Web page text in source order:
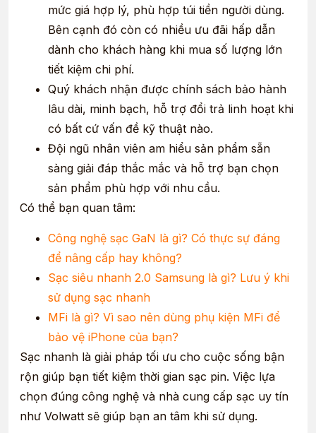
mức giá hợp lý, phù hợp túi tiền người dùng.
Bên cạnh đó còn có nhiều ưu đãi hấp dẫn
dành cho khách hàng khi mua số lượng lớn
tiết kiệm chi phí.
Quý khách nhận được chính sách bảo hành
lâu dài, minh bạch, hỗ trợ đổi trả linh hoạt khi
có bất cứ vấn đề kỹ thuật nào.
Đội ngũ nhân viên am hiểu sản phẩm sẵn
sàng giải đáp thắc mắc và hỗ trợ bạn chọn
sản phẩm phù hợp với nhu cầu.
Có thể bạn quan tâm:
Công nghệ sạc GaN là gì? Có thực sự đáng
để nâng cấp hay không?
Sạc siêu nhanh 2.0 Samsung là gì? Lưu ý khi
sử dụng sạc nhanh
MFi là gì? Vì sao nên dùng phụ kiện MFi để
bảo vệ iPhone của bạn?
Sạc nhanh là giải pháp tối ưu cho cuộc sống bận
rộn giúp bạn tiết kiệm thời gian sạc pin. Việc lựa
chọn đúng công nghệ và nhà cung cấp sạc uy tín
như Volwatt sẽ giúp bạn an tâm khi sử dụng.